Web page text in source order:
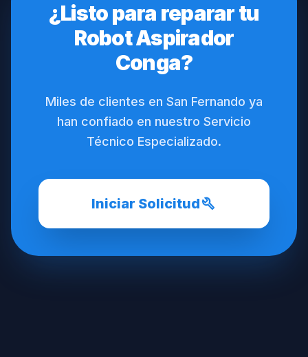
¿Listo para reparar tu
Robot Aspirador
Conga?
Miles de clientes en San Fernando ya
han confiado en nuestro Servicio
Técnico Especializado.
Iniciar Solicitudbuild